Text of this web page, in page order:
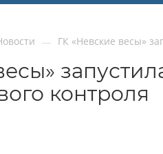
— ГК «Невские весы»
контроля